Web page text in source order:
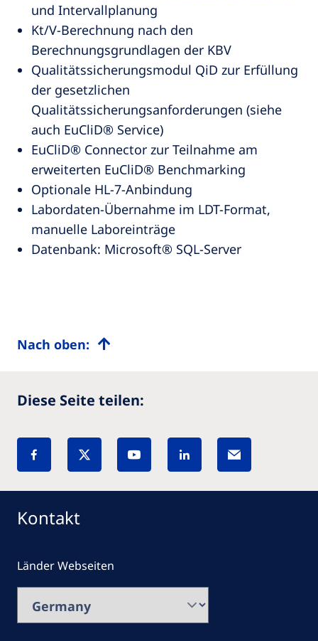
und Intervallplanung
Kt/V-Berechnung nach den
Berechnungsgrundlagen der KBV
Qualitätssicherungsmodul QiD zur Erfüllung
der gesetzlichen
Qualitätssicherungsanforderungen (siehe
auch EuCliD® Service)
EuCliD® Connector zur Teilnahme am
erweiterten EuCliD® Benchmarking
Optionale HL-7-Anbindung
Labordaten-Übernahme im LDT-Format,
manuelle Laboreinträge
Datenbank: Microsoft® SQL-Server
Nach oben:
Diese Seite teilen:
Kontakt
Länder Webseiten